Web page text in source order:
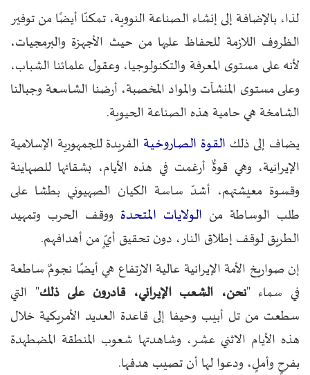
لذا، بالإضافة إلى إنشاء الصناعة النووية، تمكنّا أيضًا من توفير
الظروف اللازمة للحفاظ عليها من حيث الأجهزة والبرمجيات،
لأنه على مستوى المعرفة والتكنولوجيا، وعقول علمائنا الشباب،
وعلى مستوى المنشآت والمواد المخصبة، أرضنا الشاسعة وجبالنا
الشامخة هي حامية هذه الصناعة الحيوية.
يضاف إلى ذلك القوة الصاروخية الفريدة للجمهورية الإسلامية
الإيرانية، وهي قوةٌ أرغمت في هذه الأيام، بشقائها للصهاينة
وقسوة معيشتهم، أشدّ ساسة الكيان الصهيوني بطشا على
طلب الوساطة من الولايات المتحدة ووقف الحرب وتمهيد
الطريق لوقف إطلاق النار، دون تحقيق أيٍّ من أهدافهم.
إن صواريخ الأمة الإيرانية عالية الارتفاع هي أيضًا نجومٌ ساطعة
في سماء "نحن، الشعب الإيراني، قادرون على ذلك" التي
سطعت من تل أبيب وحيفا إلى قاعدة العديد الأمريكية خلال
هذه الأيام الاثني عشر، وشاهدتها شعوب المنطقة المضطهدة
بفرحٍ وأملٍ، ودعوا لها أن تصيب هدفها.